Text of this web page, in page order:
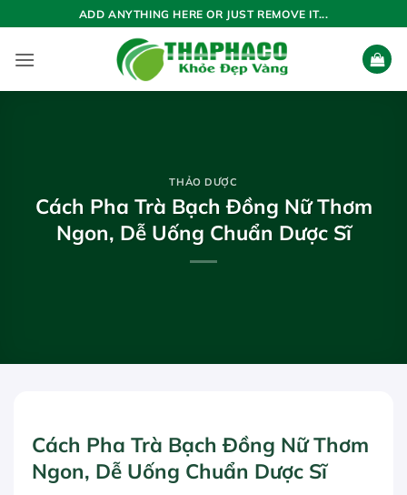
qua
nội
ADD ANYTHING HERE OR JUST REMOVE IT...
THẢO DƯỢC
Cách Pha Trà Bạch Đồng Nữ Thơm
Ngon, Dễ Uống Chuẩn Dược Sĩ
Cách Pha Trà Bạch Đồng Nữ Thơm
Ngon, Dễ Uống Chuẩn Dược Sĩ